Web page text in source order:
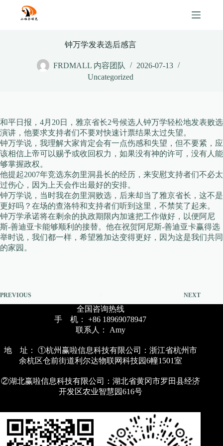
content
钟万学发表选后感言
FRDMALL 内容团队
2026-07-13
Uncategorized
和平日报，4月20日，雅京省长2号候选人钟万学轻松地发表败选
演讲，他要求支持者们不要对快速计票结果太过失望。
钟万学说，我理解大家肯定会有一点伤感和失望，但不要紧，应
该相信上帝可以赐予或收回权力，如果没有神的许可，没有人能
够掌握政权。
他提起2007年竞选东勿里洞县长的经历，来安慰支持者们不必太
过伤心，因为上天会作出最好的安排。
钟万学说，当时我在勿里洞败选，后来却当了雅京省长，这不是
更好吗？在场的查洛特和支持者们听到这里，不禁笑了起来。
钟万学承诺将在剩余的执政期限内加速把工作做好，以便阿尼
斯-善迪亚卡能够顺利的接替。他在祝贺阿尼斯-善迪亚卡赢得选
举时说，我们都一样，希望雅加达变得更好，因为这是我们共同
的家园。
PREVIOUS NEXT
全国咨询热线
手 机： +86 18969078947
联系人： Amy
地 址： ①杭州赢啦信息科技有限公司：浙江省杭州市
余杭区仓前街道利尔达物联网科技园6幢1501室
②湖北赢啦信息科技有限公司：湖北省黄冈市罗田县经济
开发区农业智慧园616号